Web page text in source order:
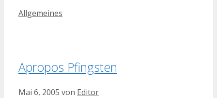
Kategorien
Allgemeines
Apropos Pfingsten
Mai 6, 2005 von Editor